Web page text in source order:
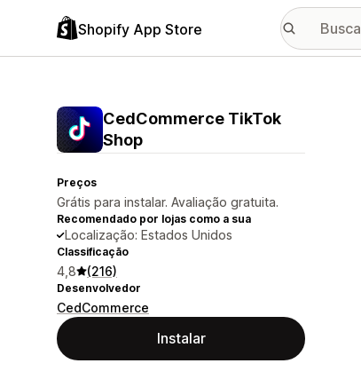
Shopify App Store
CedCommerce TikTok
Shop
Preços
Grátis para instalar. Avaliação gratuita.
Recomendado por lojas como a sua
Localização: Estados Unidos
Classificação
4,8 (216)
Desenvolvedor
CedCommerce
Instalar